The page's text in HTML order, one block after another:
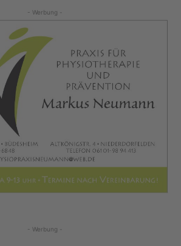
- Werbung -
- Werbung -